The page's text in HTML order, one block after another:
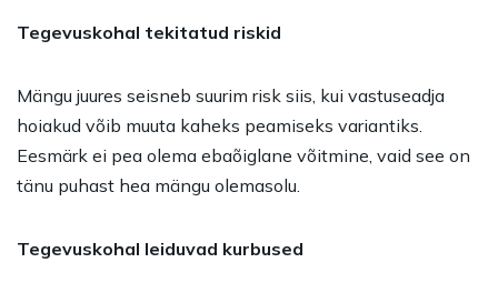
Tegevuskohal tekitatud riskid
Mängu juures seisneb suurim risk siis, kui vastuseadja
hoiakud võib muuta kaheks peamiseks variantiks.
Eesmärk ei pea olema ebaõiglane võitmine, vaid see on
tänu puhast hea mängu olemasolu.
Tegevuskohal leiduvad kurbused